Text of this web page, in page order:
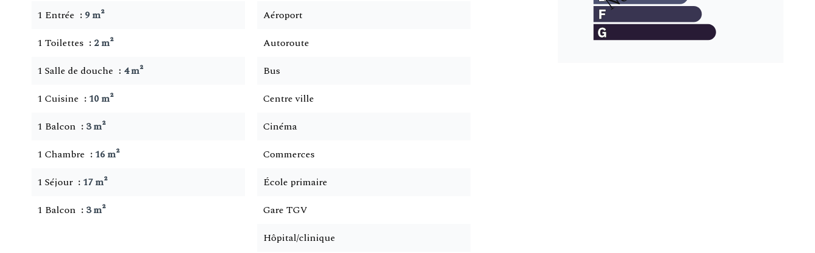
1 Entrée
9 m²
1 Toilettes
2 m²
1 Salle de douche
4 m²
1 Cuisine
10 m²
1 Balcon
3 m²
1 Chambre
16 m²
1 Séjour
17 m²
1 Balcon
3 m²
Aéroport
Autoroute
Bus
Centre ville
Cinéma
Commerces
École primaire
Gare TGV
Hôpital/clinique